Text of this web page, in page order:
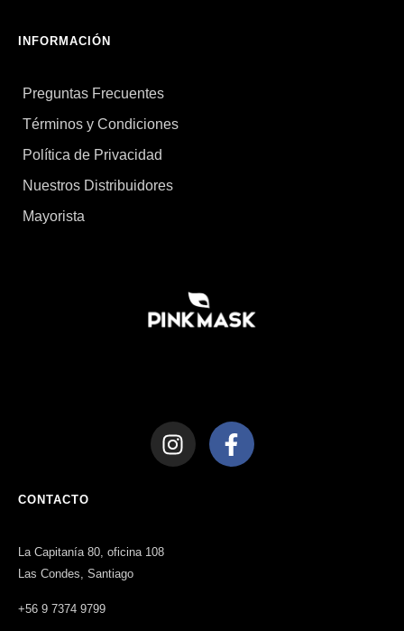
INFORMACIÓN
Preguntas Frecuentes
Términos y Condiciones
Política de Privacidad
Nuestros Distribuidores
Mayorista
CONTACTO
La Capitanía 80, oficina 108
Las Condes, Santiago
+56 9 7374 9799